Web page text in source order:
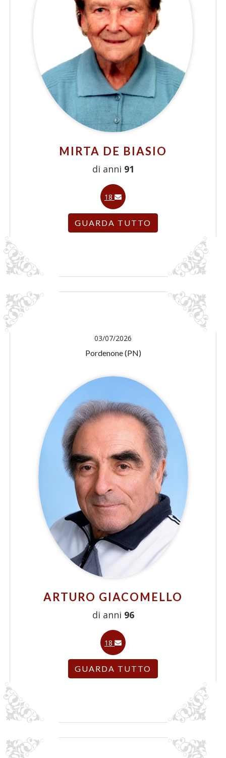
MIRTA DE BIASIO
di anni 91
18
GUARDA TUTTO
03/07/2026
Pordenone (PN)
ARTURO GIACOMELLO
di anni 96
18
GUARDA TUTTO